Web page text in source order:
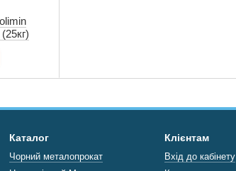
Каталог
Чорний металопрокат
Клієнтам
Вхід до кабінету